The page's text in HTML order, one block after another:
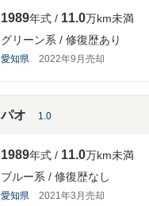
1989年式 11.0万km未満
グリーン系
修復歴あり
愛知県 2022年9月売却
パオ 1.0
1989年式 11.0万km未満
ブルー系
修復歴なし
愛知県 2021年3月売却